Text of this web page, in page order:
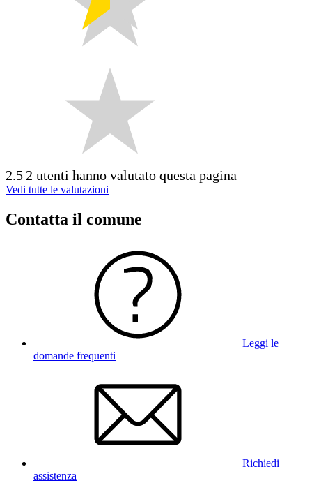
2.5 2 utenti hanno valutato questa pagina
Vedi tutte le valutazioni
Contatta il comune
Leggi le
domande frequenti
Richiedi
assistenza